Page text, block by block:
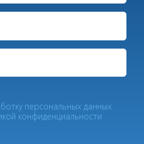
персональных данных
конфиденциальности